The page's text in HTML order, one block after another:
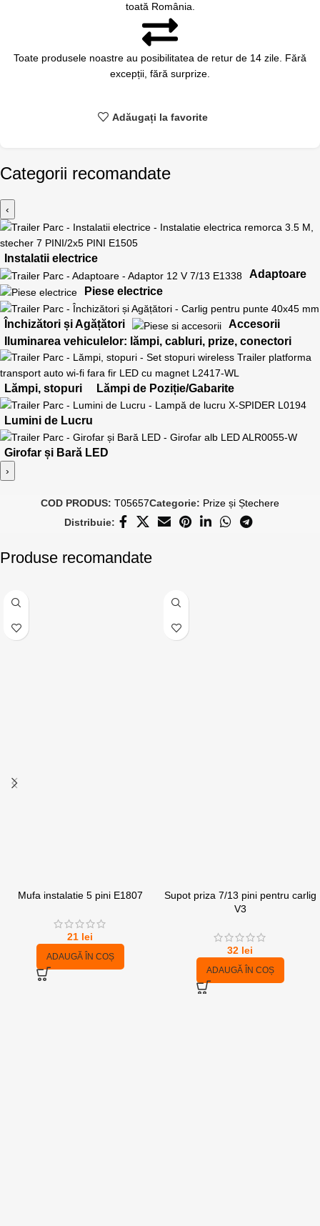
toată România.
Toate produsele noastre au posibilitatea de retur de 14 zile. Fără
excepții, fără surprize.
Adăugați la favorite
Categorii recomandate
‹
Instalatii electrice
Adaptoare
Piese electrice
Închizători și Agățători
Accesorii
Iluminarea vehiculelor: lămpi, cabluri, prize, conectori
Lămpi, stopuri Lămpi de Poziție/Gabarite
Lumini de Lucru
Girofar și Bară LED
›
COD PRODUS: T05657Categorie: Prize și Ștechere
Distribuie:
Produse recomandate
Mufa instalatie 5 pini E1807
21 lei
ADAUGĂ ÎN COȘ
Supot priza 7/13 pini pentru carlig
V3
32 lei
ADAUGĂ ÎN COȘ